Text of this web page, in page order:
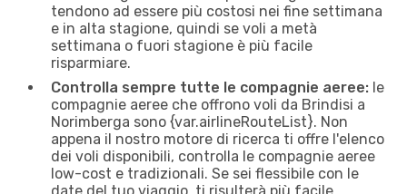
tendono ad essere più costosi nei fine settimana
e in alta stagione, quindi se voli a metà
settimana o fuori stagione è più facile
risparmiare.
Controlla sempre tutte le compagnie aeree: le
compagnie aeree che offrono voli da Brindisi a
Norimberga sono {​var.airlineRouteList}. Non
appena il nostro motore di ricerca ti offre l'elenco
dei voli disponibili, controlla le compagnie aeree
low-cost e tradizionali. Se sei flessibile con le